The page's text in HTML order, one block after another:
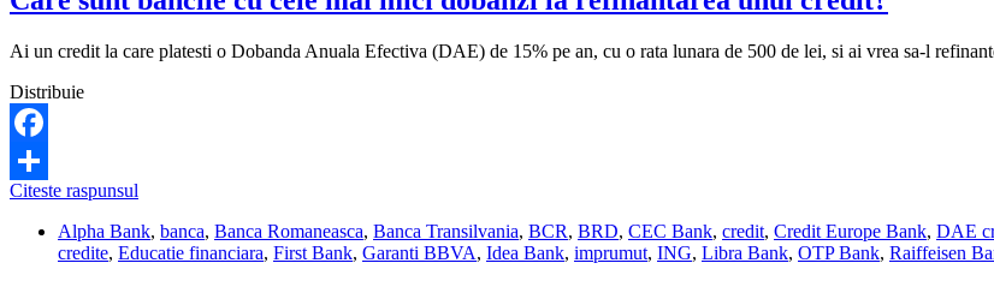
nevoi
personale?
Ai un credit la care platesti o Dobanda Anuala Efectiva (DAE) de 15% pe an, cu o rata lunara de 500 de lei, si ai vrea sa-l
Distribuie
Facebook
Share
Citeste raspunsul
bancile
cu
Alpha Bank, banca, Banca Romaneasca, Banca Transilvania, BCR, BRD, CEC Bank, credit, Credit Europe Bank, DAE
credite, Educatie financiara, First Bank, Garanti BBVA, Idea Bank, imprumut, ING, Libra Bank, OTP Bank, Raiffeisen